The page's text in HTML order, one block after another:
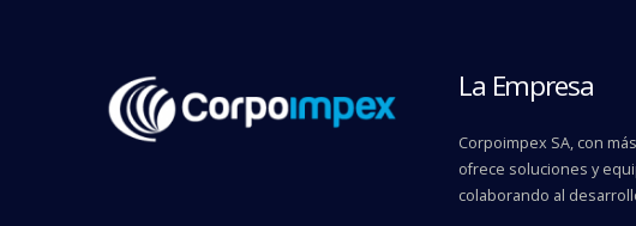
La Empresa
Corpoimpex SA, con
ofrece soluciones y
colaborando al